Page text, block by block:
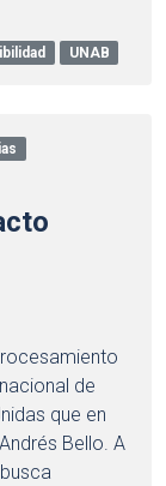
UNAB
de
que en
Bello. A